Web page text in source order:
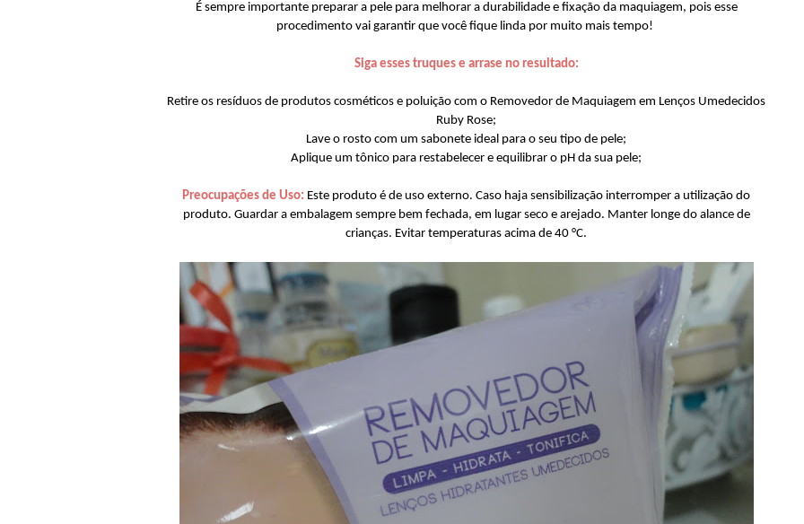
É sempre importante preparar a pele para melhorar a durabilidade e fixação da maquiagem, pois esse
procedimento vai garantir que você fique linda por muito mais tempo!
Siga esses truques e arrase no resultado:
Retire os resíduos de produtos cosméticos e poluição com o Removedor de Maquiagem em Lenços Umedecidos
Ruby Rose;
Lave o rosto com um sabonete ideal para o seu tipo de pele;
Aplique um tônico para restabelecer e equilibrar o pH da sua pele;
Preocupações de Uso: Este produto é de uso externo. Caso haja sensibilização interromper a utilização do
produto. Guardar a embalagem sempre bem fechada, em lugar seco e arejado. Manter longe do alance de
crianças. Evitar temperaturas acima de 40 °C.